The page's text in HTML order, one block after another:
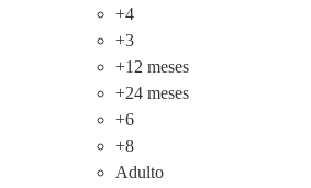
+4
+3
+12 meses
+24 meses
+6
+8
Adulto